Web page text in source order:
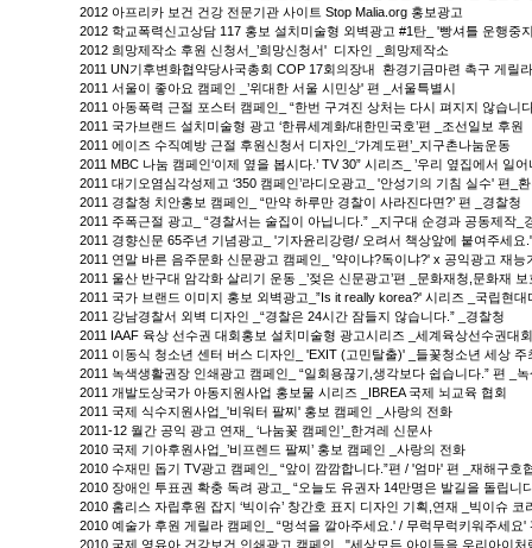
2012 아프리카 보건 건강 전문기관 사이트 Stop Malia.org 홍보광고
2012 학교폭력신고상담 117 홍보 설치미술형 외벽광고 #1탄_ '빵셔틀 운행중
2012 희망제작소 후원 신청서_’희망신청서' 디자인 _희망제작소
2011 UN기후변화협약당사국총회 COP 17회의장내 환경기금마련 촉구 게릴
2011 서울이 좋아요 캠페인 _’위대한 서울 시민상' 편 _서울특별시
2011 아동폭력 근절 포스터 캠페인_ “한번 구겨진 상처는 다시 펴지지 않습니
2011 국가브랜드 설치미술형 광고 ‘한류세계화/대한민국호’편 _조선일보 후원
2011 에이즈 수직예방 근절 후원신청서 디자인_‘가계도편’_지구촌나눔운동
2011 MBC 나눔 캠페인‘이제 옆을 봅시다.’ TV 30” 시리즈_ ’우리 옆집에서 일
2011 대기오염심각성제고 ‘350 캠페인’라디오광고_ '안성기의 기침 실수' 편_
2011 경찰청 치안홍보 캠페인_ “만약 하루만 경찰이 사라진다면?’ 편 _경찰청
2011 주폭근절 광고_ “경찰서는 술집이 아닙니다.” _지구대 순경과 공동제작_
2011 경향신문 65주년 기념광고_ '기자윤리강령/ 오려서 책상앞에 붙여주세요
2011 연말 바른 음주문화 신문광고 캠페인_ '약이냐?독이냐?' x 공익광고 재능
2011 울산 반구대 암각화 살리기 운동 _’젖은 신문광고’편 _문화재청,문화재
2011 국가 브랜드 이미지 홍보 외벽광고_”Is it really korea?' 시리즈 _국립현대
2011 강남경찰서 외벽 디자인 _“경찰은 24시간 잠들지 않습니다.” _경찰청
2011 IAAF 육상 선수권 대회홍보 설치미술형 광고시리즈 _세계육상선수권대
2011 이동식 청소년 센터 버스 디자인_ 'EXIT (고민탈출)' _들꽃청소년 세상
2011 녹색생활권장 인쇄광고 캠페인_ “일회용끊기,생각보다 쉽습니다.” 편 _
2011 개발도상국가 아동지원사업 홍보물 시리즈 _IBREA 국제 뇌교육 협회
2011 국제 식수지원사업_'비워터 팔찌' 홍보 캠페인 _사랑의 전화
2011-12 월간 공익 광고 연재_ ‘나눔꽃 캠페인’_한겨레 신문사
2010 국제 기아후원사업_’비프렌드 팔찌’ 홍보 캠페인 _사랑의 전화
2010 수재민 돕기 TV광고 캠페인_ “앞이 깜깜합니다.”편 / '엄마' 편 _재해구호
2010 장애인 투표권 확충 독려 광고_ “오늘도 유권자 14만명은 발길을 돌립니
2010 홈리스 자립후원 잡지 ‘빅이슈’ 창간호 표지 디자인 기획,연재 _빅이슈 코
2010 예술가 후원 게릴라 캠페인_ “멍석을 깔아주세요.' / 무럭무럭키워주세요
2010 국제 영유아 건강보건 인쇄광고 캠페인_ "세상모든 아이들을 우리아이처